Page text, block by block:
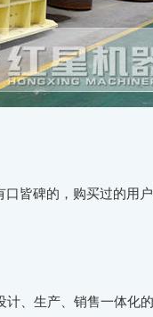
皆碑的，购买过的用
、生产、销售一体化的